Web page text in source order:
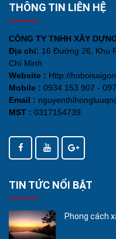
THÔNG TIN LIÊN HỆ
CÔNG TY TNHH XÂY
Địa chỉ: 16 Đường 26, Khu
Chí Minh
Website : Http://
Mobile : 0934 153 907 -
Email :
MST : 0317154739
TIN TỨC NỔI BẬT
Phong cách